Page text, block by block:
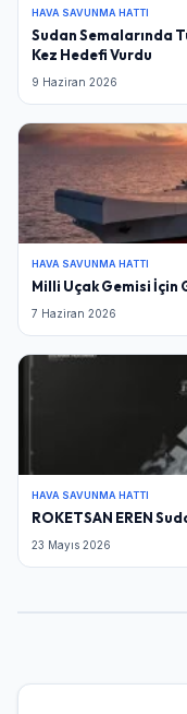
HAVA SAVUNMA HATTI
Sudan Semalarında
Kez Hedefi Vurdu
9 Haziran 2026
HAVA SAVUNMA HATTI
Milli Uçak Gemisi İçin
7 Haziran 2026
HAVA SAVUNMA HATTI
ROKETSAN EREN
23 Mayıs 2026